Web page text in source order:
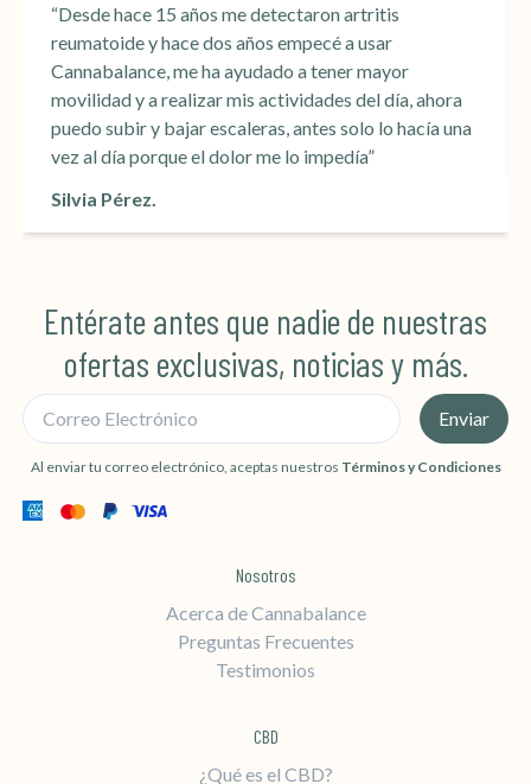
“Desde hace 15 años me detectaron artritis
reumatoide y hace dos años empecé a usar
Cannabalance, me ha ayudado a tener mayor
movilidad y a realizar mis actividades del día, ahora
puedo subir y bajar escaleras, antes solo lo hacía una
vez al día porque el dolor me lo impedía”
Silvia Pérez.
Entérate antes que nadie de nuestras
ofertas exclusivas, noticias y más.
Correo Electrónico
Enviar
Al enviar tu correo electrónico, aceptas nuestros Términos y Condiciones
Nosotros
Acerca de Cannabalance
Preguntas Frecuentes
Testimonios
CBD
¿Qué es el CBD?